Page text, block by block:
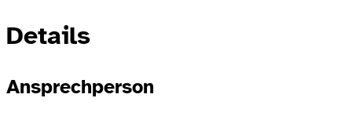
Details
Ansprechperson